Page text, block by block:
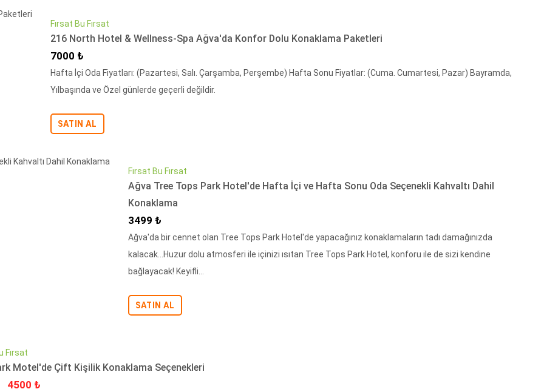
Fırsat Bu Fırsat
216 North Hotel & Wellness-Spa Ağva'da Konfor Dolu Konaklama Paketleri
İndirimli Fiyat
7000 ₺
Hafta İçi Oda Fiyatları: (Pazartesi, Salı. Çarşamba, Perşembe) Hafta Sonu Fiyatlar: (Cuma. Cumartesi, Pazar) Bayramda,
Yılbaşında ve Özel günlerde geçerli değildir.
SATIN AL
Fırsat Bu Fırsat
Ağva Tree Tops Park Hotel'de Hafta İçi ve Hafta Sonu Oda Seçenekli Kahvaltı Dahil
Konaklama
İndirimli Fiyat
3499 ₺
Ağva'da bir cennet olan Tree Tops Park Hotel'de yapacağınız konaklamaların tadı damağınızda
kalacak...Huzur dolu atmosferi ile içinizi ısıtan Tree Tops Park Hotel, konforu ile de sizi kendine
bağlayacak! Keyifli...
SATIN AL
Fırsat
Motel'de Çift Kişilik Konaklama Seçenekleri
İndirimli Fiyat
4500 ₺